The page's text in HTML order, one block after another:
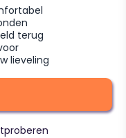
terug
lieveling